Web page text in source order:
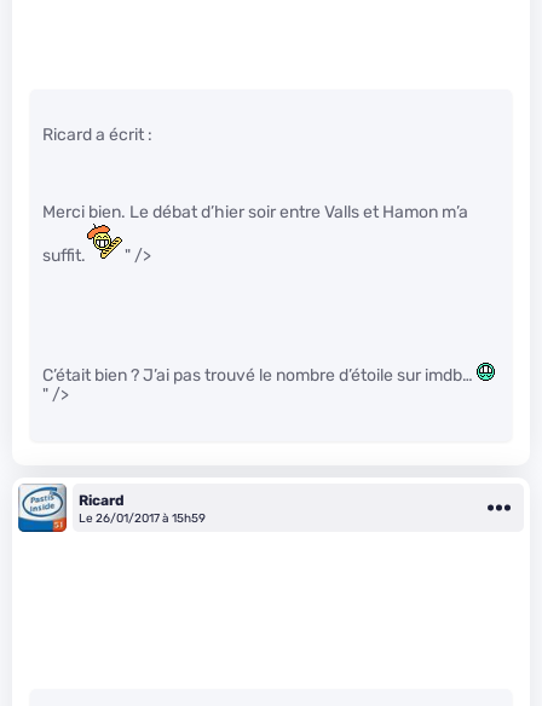
Ricard a écrit :
Merci bien. Le débat d’hier soir entre Valls et Hamon m’a
suffit. " />
C’était bien ? J’ai pas trouvé le nombre d’étoile sur imdb…
" />
Ricard
Le 26/01/2017 à 15h59